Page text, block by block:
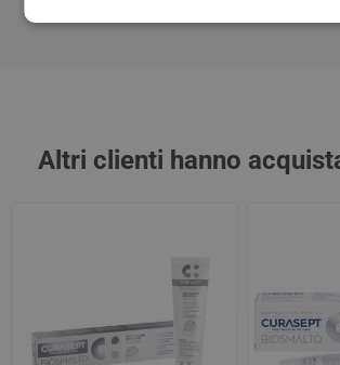
Altri clienti hanno